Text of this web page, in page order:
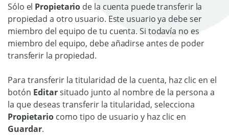
Sólo el Propietario de la cuenta puede transferir la
propiedad a otro usuario. Este usuario ya debe ser
miembro del equipo de tu cuenta. Si todavía no es
miembro del equipo, debe añadirse antes de poder
transferir la propiedad.
Para transferir la titularidad de la cuenta, haz clic en el
botón Editarsituado junto al nombre de la persona a
la que deseas transferir la titularidad, selecciona
Propietario como tipo de usuario y haz clic en
Guardar.